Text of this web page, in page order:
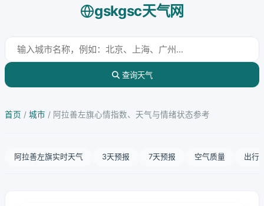
gskgsc天气网
查询天气
首页 / 城市 / 阿拉善左旗心情指数、天气与情绪状态参考
阿拉善左旗实时天气 3天预报 7天预报 空气质量 出行